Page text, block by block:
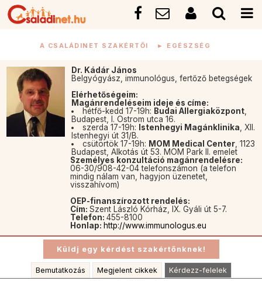
A CSALÁDINET SZAKÉRTŐI ► EGÉSZSÉG
Dr. Kádár János
Belgyógyász, immunológus, fertőző betegségek
Elérhetőségeim:
Magánrendeléseim ideje és címe:
hétfő-kedd 17-19h: Budai Allergiaközpont,
Budapest, I. Ostrom utca 16.
szerda 17-19h:
Istenhegyi Magánklinika , XII.
Istenhegyi út 31/B.
csütörtök 17-19h: MOM Medical Center, 1123
Budapest, Alkotás út 53. MOM Park II. emelet
Személyes konzultáció magánrendelésre:
06-30/908-42-04 telefonszámon (a telefon
mindig nálam van, hagyjon üzenetet,
visszahívom)
OEP-finanszírozott rendelés:
Cím: Szent László Kórház, IX. Gyáli út 5-7.
Telefon: 455-8100
Honlap: http://www.immunologus.eu
Bemutatkozás Megjelent cikkek Kérdezz-felelek